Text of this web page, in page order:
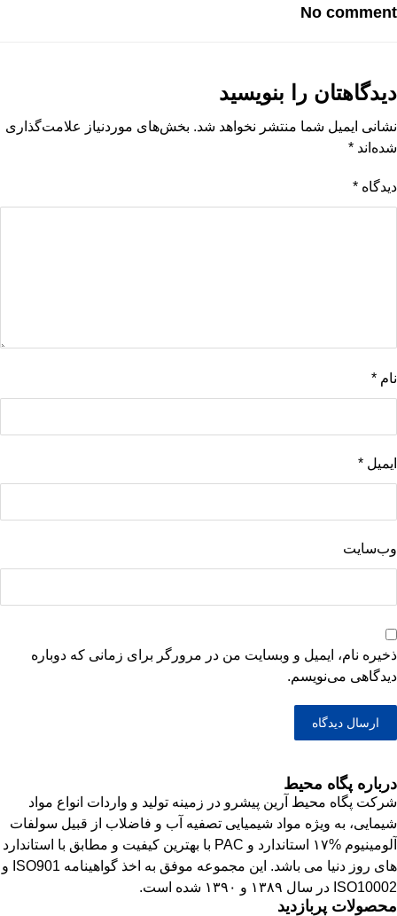
No comment
دیدگاهتان را بنویسید
نشانی ایمیل شما منتشر نخواهد شد. بخش‌های موردنیاز علامت‌گذاری
شده‌اند *
دیدگاه *
نام *
ایمیل *
وب‌سایت
ذخیره نام، ایمیل و وبسایت من در مرورگر برای زمانی که دوباره
دیدگاهی می‌نویسم.
درباره پگاه محیط
شرکت پگاه محیط آرین پیشرو در زمینه تولید و واردات انواع مواد
شیمایی، به ویژه مواد شیمیایی تصفیه آب و فاضلاب از قبیل سولفات
آلومینیوم %۱۷ استاندارد و PAC با بهترین کیفیت و مطابق با استاندارد
های روز دنیا می باشد. این مجموعه موفق به اخذ گواهینامه ISO901 و
ISO10002 در سال ۱۳۸۹ و ۱۳۹۰ شده است.
محصولات پربازدید